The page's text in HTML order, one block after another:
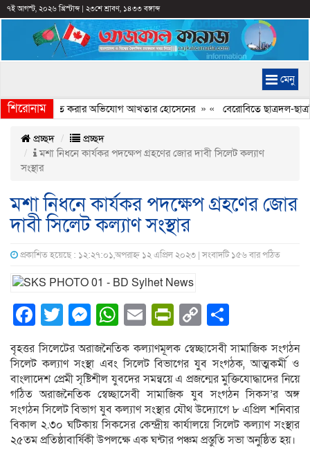
৭ই আগস্ট, ২০২৬ খ্রিস্টাব্দ| ২৩শে শ্রাবণ, ১৪৩৩ বঙ্গাব্দ
মেনু
শিরোনাম
ইতিহাস বিকৃত করার অভিযোগ আখতার হোসেনের» « বেরোবিতে ছাত্রদল-
প্রচ্ছদ
প্রচ্ছদ
মশা নিধনে কার্যকর পদক্ষেপ গ্রহণের জোর দাবী সিলেট কল্যাণ
সংস্থার
মশা নিধনে কার্যকর পদক্ষেপ গ্রহণের জোর
দাবী সিলেট কল্যাণ সংস্থার
প্রকাশিত হয়েছে : ১২:২৭:০১,অপরাহ্ন ১২ এপ্রিল ২০২৩ | সংবাদটি ১৫৬ বার পঠিত
Facebook
Twitter
Messenger
WhatsApp
EmailPrintFriendly
Copy
Link
বৃহত্তর সিলেটের অরাজনৈতিক কল্যাণমূলক স্বেচ্ছাসেবী সামাজিক সংগঠন
সিলেট কল্যাণ সংস্থা এবং সিলেট বিভাগের যুব সংগঠক, আত্মকর্মী ও
বাংলাদেশ প্রেমী সৃষ্টিশীল যুবদের সমন্বয়ে এ প্রজন্মের মুক্তিযোদ্ধাদের নিয়ে
গঠিত অরাজনৈতিক স্বেচ্ছাসেবী সামাজিক যুব সংগঠন সিকস’র অঙ্গ
সংগঠন সিলেট বিভাগ যুব কল্যাণ সংস্থার যৌথ উদ্যোগে ৮ এপ্রিল শনিবার
বিকাল ২.৩০ ঘটিকায় সিকসের কেন্দ্রীয় কার্যালয়ে সিলেট কল্যাণ সংস্থার
২৫তম প্রতিষ্ঠাবার্ষিকী উপলক্ষে এক ঘন্টার পঞ্চম প্রস্তুতি সভা অনুষ্ঠিত হয়।